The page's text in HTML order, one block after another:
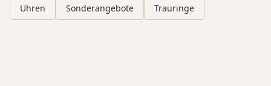
Uhren
Sonderangebote Trauringe